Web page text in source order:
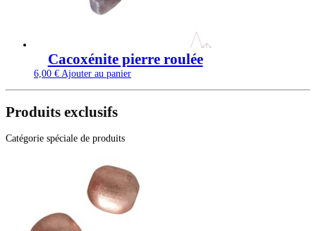
Cacoxénite pierre roulée
6,00 € Ajouter au panier
Produits exclusifs
Catégorie spéciale de produits